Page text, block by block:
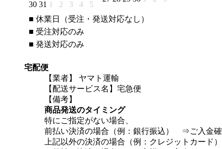
30 31 1 2 3 4 5
■ 休業日（受注・発送対応なし）
■ 受注対応のみ
■ 発送対応のみ
宅配便
【業者】 ヤマト運輸
【配送サービス名】宅急便
【備考】
商品発送のタイミング
特にご指定がない場合、
前払い決済の場合（例：銀行振込） ⇒ご入金確
上記以外の決済の場合（例：クレジットカー